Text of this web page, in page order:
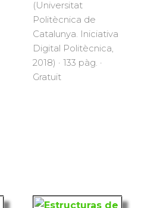
(Universitat
Politècnica de
Catalunya. Iniciativa
Digital Politècnica,
2018) · 133 pàg. ·
Gratuït